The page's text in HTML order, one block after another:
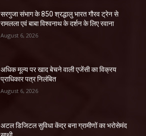
सरगुजा संभाग के 850 श्रद्धालु भारत गौरव ट्रेन से
रामलला एवं बाबा विश्वनाथ के दर्शन के लिए रवाना
August 6, 2026
अधिक मूल्य पर खाद बेचने वाली एजेंसी का विक्रय
प्राधिकार पत्र निलंबित
August 6, 2026
अटल डिजिटल सुविधा केंद्र बना ग्रामीणों का भरोसेमंद